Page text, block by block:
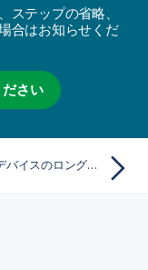
ステップの省略、
合はお知らせくだ
さい
タッチ式デバイスのロングタッチ メニュー